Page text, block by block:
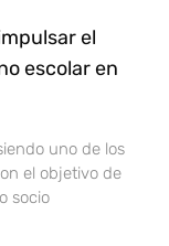
el
escolar en
uno de los
el objetivo de
socio